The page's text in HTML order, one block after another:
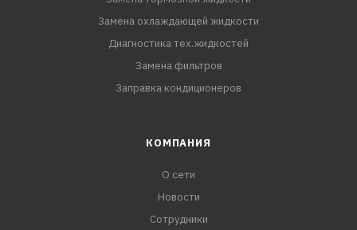
Замена охлаждающей жидкости
Диагностика тех.жидкостей
Замена фильтров
Заправка кондиционеров
КОМПАНИЯ
О сети
Новости
Сотрудники